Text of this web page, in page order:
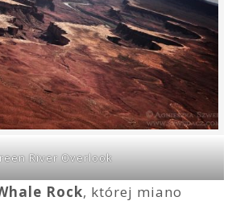
River Overlook
Rock, której miano